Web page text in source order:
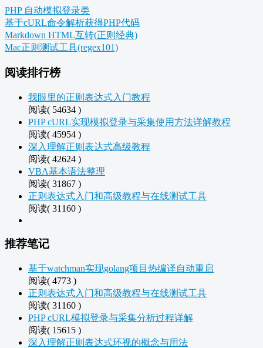
PHP 自动模拟登录类
基于cURL命令解析获得PHP代码
Markdown HTML互转(正则经典)
Mac正则测试工具(regex101)
阅读排行榜
我眼里的正则表达式入门教程
阅读( 54634 )
PHP cURL实现模拟登录与采集使用方法详解教程
阅读( 45954 )
深入理解正则表达式高级教程
阅读( 42624 )
VBA基本语法整理
阅读( 31867 )
正则表达式入门和高级教程与在线测试工具
阅读( 31160 )
推荐笔记
基于watchman实现golang项目热编译自动重启
阅读( 4773 )
正则表达式入门和高级教程与在线测试工具
阅读( 31160 )
PHP cURL模拟登录与采集分析过程详解
阅读( 15615 )
深入理解正则表达式环视的概念与用法